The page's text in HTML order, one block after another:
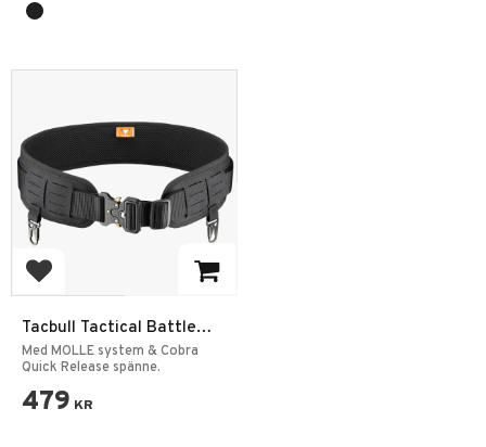
Add to favorites
Tacbull Tactical Battle
Belt MOLLE Snake Buckle
Med MOLLE system & Cobra
Quick Release spänne.
479 KR